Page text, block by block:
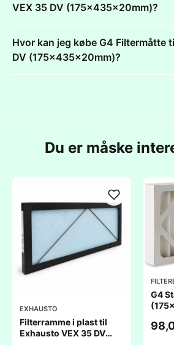
VEX 35 DV (175x435x20mm)?
Hvor kan jeg købe G4 Filtermåtte
DV (175x435x20mm)?
Du er måske
EXHAUSTO
Filterramme i plast til
Exhausto VEX 35 DV
G4